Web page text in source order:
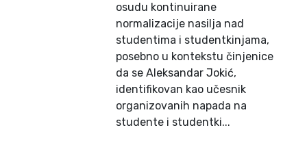
osudu kontinuirane
normalizacije nasilja nad
studentima i studentkinjama,
posebno u kontekstu činjenice
da se Aleksandar Jokić,
identifikovan kao učesnik
organizovanih napada na
studente i studentki...